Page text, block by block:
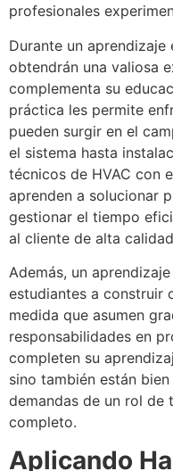
profesionales
Durante un aprendizaje
obtendrán una valiosa
complementa su
práctica les permite
pueden surgir en el
el sistema hasta
técnicos de HVAC con
aprenden a solucionar
gestionar el tiempo
al cliente de alta
Además, un
estudiantes a construir
medida que asumen
responsabilidades en
completen su
sino también están
demandas de un rol de
completo.
Aplicando